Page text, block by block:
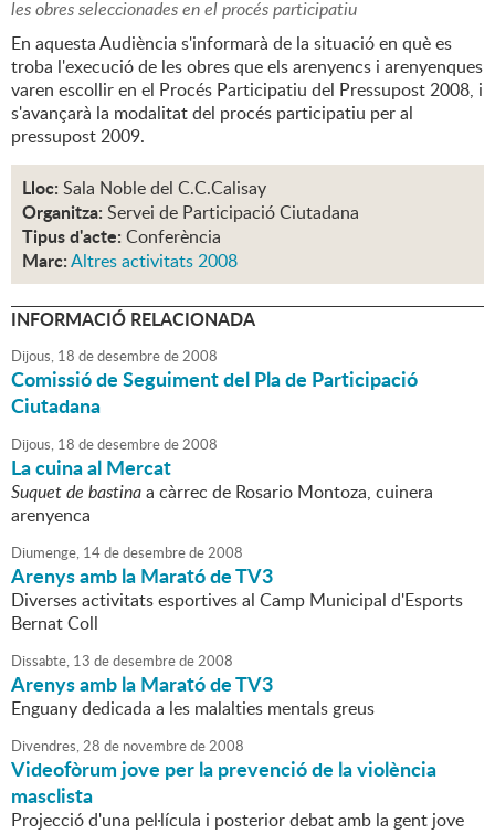
les obres seleccionades en el procés participatiu
En aquesta Audiència s'informarà de la situació en què es
troba l'execució de les obres que els arenyencs i arenyenques
varen escollir en el Procés Participatiu del Pressupost 2008, i
s'avançarà la modalitat del procés participatiu per al
pressupost 2009.
Lloc: Sala Noble del C.C.Calisay
Organitza: Servei de Participació Ciutadana
Tipus d'acte: Conferència
Marc:Altres activitats 2008
INFORMACIÓ RELACIONADA
Dijous, 18 dedesembrede2008
Comissió de Seguiment del Pla de Participació
Ciutadana
Dijous, 18 dedesembrede2008
La cuina al Mercat
Suquet de bastinaa càrrec de Rosario Montoza, cuinera
arenyenca
Diumenge, 14dedesembrede2008
Arenys amb la Marató de TV3
Diverses activitats esportives al Camp Municipal d'Esports
Bernat Coll
Dissabte, 13 dedesembrede2008
Arenys amb la Marató de TV3
Enguany dedicada a les malalties mentals greus
Divendres,28 de novembrede2008
Videofòrum jove per la prevenció de la violència
masclista
Projecció d'una pel·lícula i posterior debat amb la gent jove